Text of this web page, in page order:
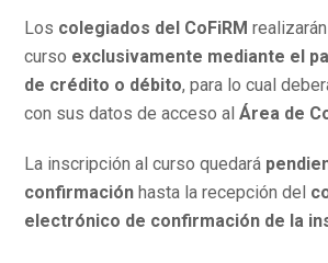
Los colegiados del CoFiRM
curso exclusivamente mediante el
de crédito o débito, para lo cual
con sus datos de acceso alÁrea de
La inscripción al curso quedará
confirmación hasta la recepción del
electrónico de confirmación de la